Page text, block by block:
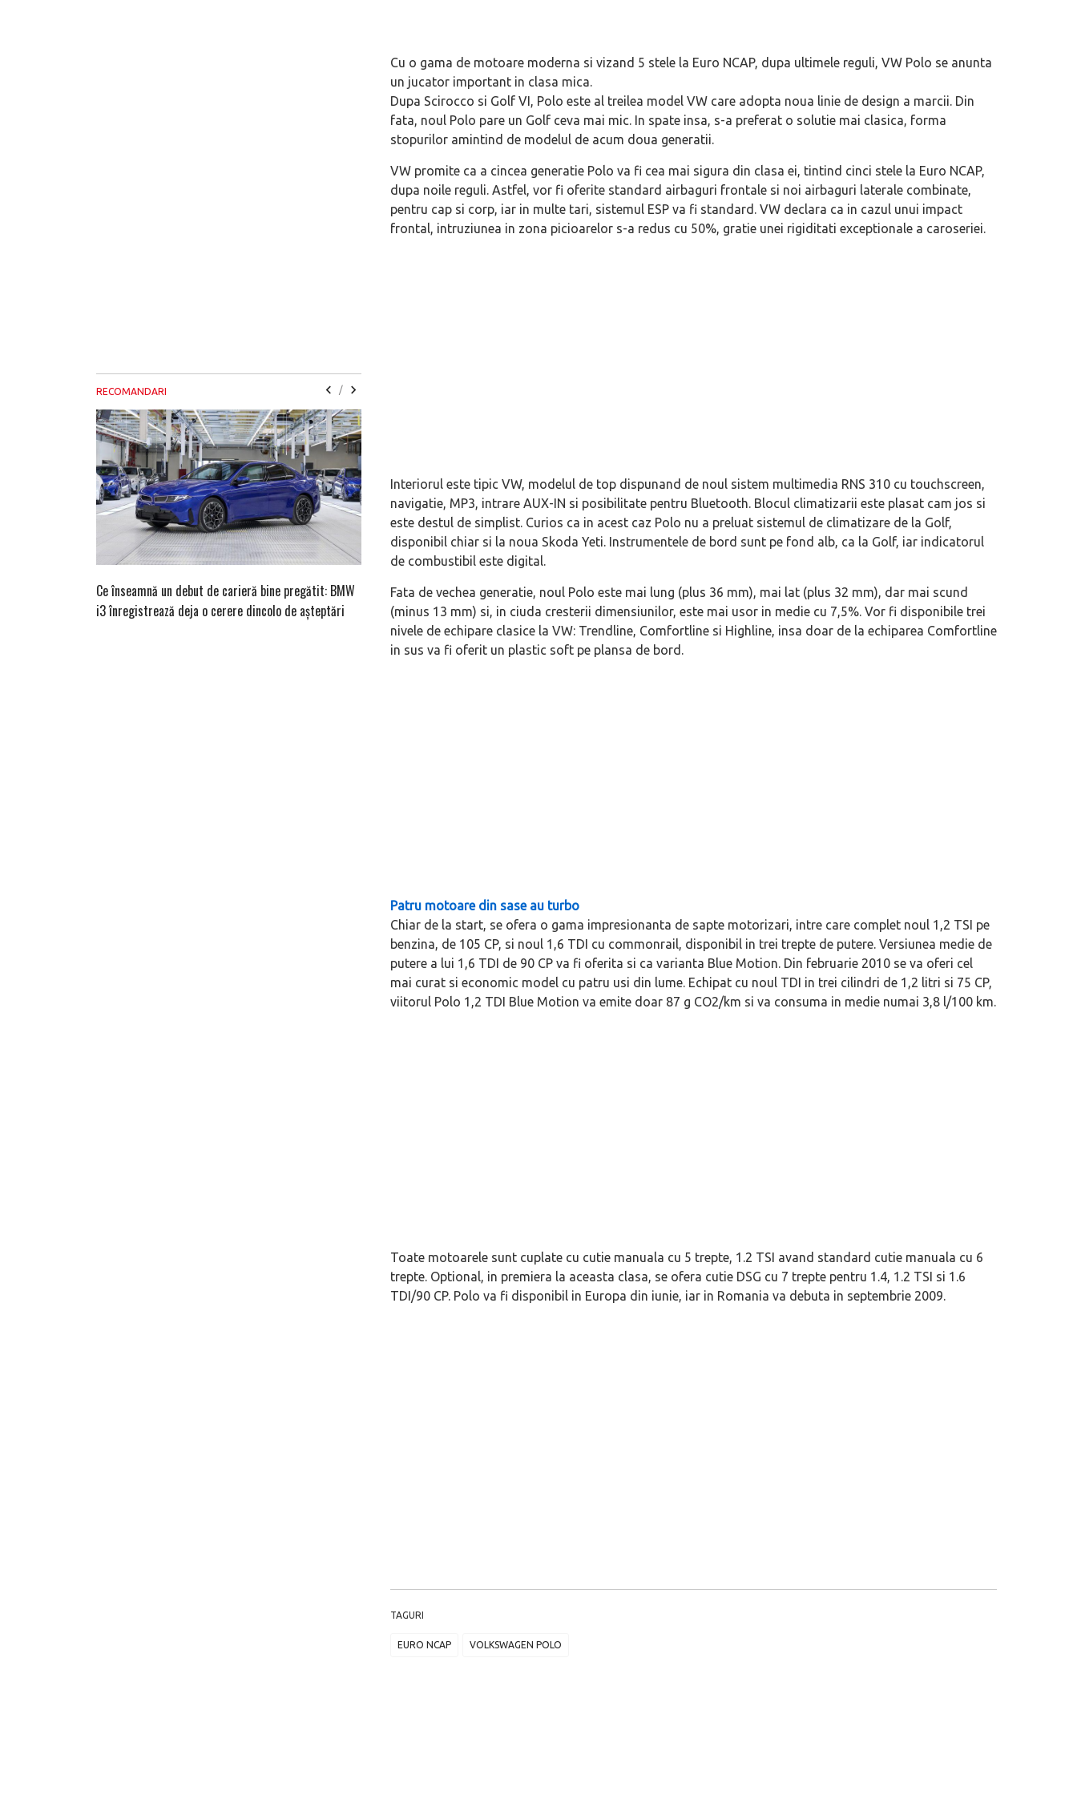
Cu o gama de motoare moderna si vizand 5 stele la Euro NCAP, dupa ultimele reguli, VW Polo se anunta
un jucator important in clasa mica.
Dupa Scirocco si Golf VI, Polo este al treilea model VW care adopta noua linie de design a marcii. Din
fata, noul Polo pare un Golf ceva mai mic. In spate insa, s-a preferat o solutie mai clasica, forma
stopurilor amintind de modelul de acum doua generatii.
VW promite ca a cincea generatie Polo va fi cea mai sigura din clasa ei, tintind cinci stele la Euro NCAP,
dupa noile reguli. Astfel, vor fi oferite standard airbaguri frontale si noi airbaguri laterale combinate,
pentru cap si corp, iar in multe tari, sistemul ESP va fi standard. VW declara ca in cazul unui impact
frontal, intruziunea in zona picioarelor s-a redus cu 50%, gratie unei rigiditati exceptionale a caroseriei.
Interiorul este tipic VW, modelul de top dispunand de noul sistem multimedia RNS 310 cu touchscreen,
navigatie, MP3, intrare AUX-IN si posibilitate pentru Bluetooth. Blocul climatizarii este plasat cam jos si
este destul de simplist. Curios ca in acest caz Polo nu a preluat sistemul de climatizare de la Golf,
disponibil chiar si la noua Skoda Yeti. Instrumentele de bord sunt pe fond alb, ca la Golf, iar indicatorul
de combustibil este digital.
Fata de vechea generatie, noul Polo este mai lung (plus 36 mm), mai lat (plus 32 mm), dar mai scund
(minus 13 mm) si, in ciuda cresterii dimensiunilor, este mai usor in medie cu 7,5%. Vor fi disponibile trei
nivele de echipare clasice la VW: Trendline, Comfortline si Highline, insa doar de la echiparea Comfortline
in sus va fi oferit un plastic soft pe plansa de bord.
Patru motoare din sase au turbo
Chiar de la start, se ofera o gama impresionanta de sapte motorizari, intre care complet noul 1,2 TSI pe
benzina, de 105 CP, si noul 1,6 TDI cu commonrail, disponibil in trei trepte de putere. Versiunea medie de
putere a lui 1,6 TDI de 90 CP va fi oferita si ca varianta Blue Motion. Din februarie 2010 se va oferi cel
mai curat si economic model cu patru usi din lume. Echipat cu noul TDI in trei cilindri de 1,2 litri si 75 CP,
viitorul Polo 1,2 TDI Blue Motion va emite doar 87 g CO2/km si va consuma in medie numai 3,8 l/100 km.
Toate motoarele sunt cuplate cu cutie manuala cu 5 trepte, 1.2 TSI avand standard cutie manuala cu 6
trepte. Optional, in premiera la aceasta clasa, se ofera cutie DSG cu 7 trepte pentru 1.4, 1.2 TSI si 1.6
TDI/90 CP. Polo va fi disponibil in Europa din iunie, iar in Romania va debuta in septembrie 2009.
TAGURI
EURO NCAP VOLKSWAGEN POLO
RECOMANDARI /
Ce înseamnă un debut de carieră bine pregătit: BMW
i3 înregistrează deja o cerere dincolo de așteptări
Versiune MINI Countryman încă nelansată oficial, dată
pe mâna fetelor în competiția off-road Rebelle Rally
Pentru cine știe ceva avioane, numele Hennessey
Blackbird va suna ca un apropo. Unul pertinent, de
altfel!
Prima sportivă cu motor central a
de noua ediție limitată Lamborghini
60° Hommage